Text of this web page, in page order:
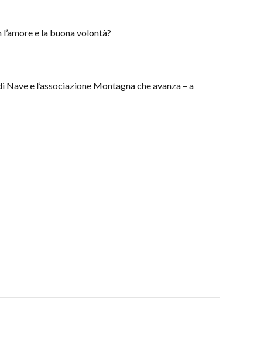
e la buona volontà?
e l’associazione Montagna che avanza – a